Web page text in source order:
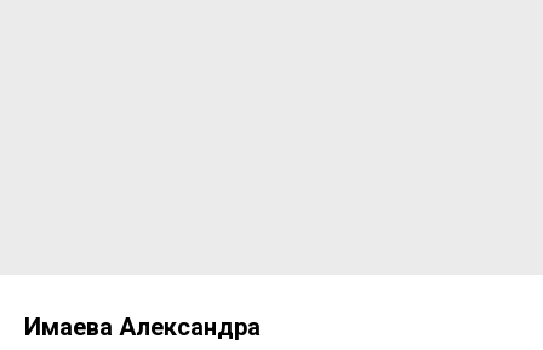
Имаева Александра